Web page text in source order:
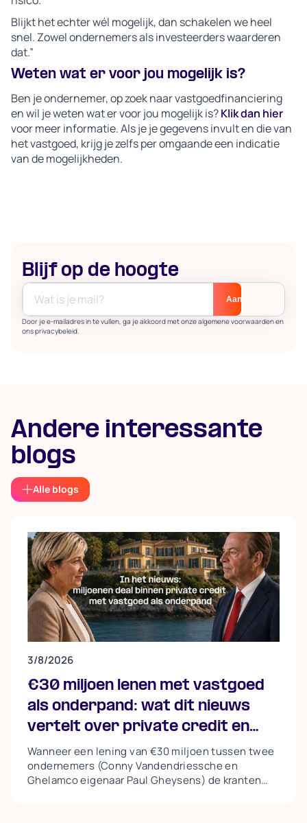
Blijkt het echter wél mogelijk, dan schakelen we heel
snel. Zowel ondernemers als investeerders waarderen
dat.”
Weten wat er voor jou mogelijk is?
Ben je ondernemer, op zoek naar vastgoedfinanciering
en wil je weten wat er voor jou mogelijk is?Klik dan hier
voor meer informatie. Als je je gegevens invult en die van
het vastgoed, krijg je zelfs per omgaande een indicatie
van de mogelijkheden.
Blijf op de hoogte
Door je e-mailadres in te vullen, ga je akkoord met onze algemene voorwaarden en
ons privacybeleid.
Andere interessante
blogs
Alle blogs
3/8/2026
€30 miljoen lenen met vastgoed
als onderpand: wat dit nieuws
vertelt over private credit en
waarom de Loan-to-Value zo
belangrijk is
Wanneer een lening van €30 miljoen tussen twee
ondernemers (Conny Vandendriessche en
Ghelamco eigenaar Paul Gheysens) de kranten